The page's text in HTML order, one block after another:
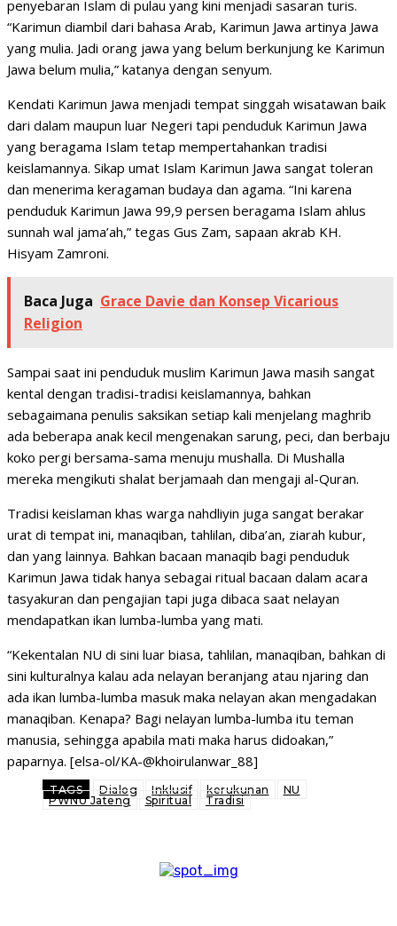
penyebaran Islam di pulau yang kini menjadi sasaran turis.
“Karimun diambil dari bahasa Arab, Karimun Jawa artinya Jawa
yang mulia. Jadi orang jawa yang belum berkunjung ke Karimun
Jawa belum mulia,” katanya dengan senyum.
Kendati Karimun Jawa menjadi tempat singgah wisatawan baik
dari dalam maupun luar Negeri tapi penduduk Karimun Jawa
yang beragama Islam tetap mempertahankan tradisi
keislamannya. Sikap umat Islam Karimun Jawa sangat toleran
dan menerima keragaman budaya dan agama. “Ini karena
penduduk Karimun Jawa 99,9 persen beragama Islam ahlus
sunnah wal jama’ah,” tegas Gus Zam, sapaan akrab KH.
Hisyam Zamroni.
Baca Juga Grace Davie dan Konsep Vicarious
Religion
Sampai saat ini penduduk muslim Karimun Jawa masih sangat
kental dengan tradisi-tradisi keislamannya, bahkan
sebagaimana penulis saksikan setiap kali menjelang maghrib
ada beberapa anak kecil mengenakan sarung, peci, dan berbaju
koko pergi bersama-sama menuju mushalla. Di Mushalla
mereka mengikuti shalat berjamaah dan mengaji al-Quran.
Tradisi keislaman khas warga nahdliyin juga sangat berakar
urat di tempat ini, manaqiban, tahlilan, diba’an, ziarah kubur,
dan yang lainnya. Bahkan bacaan manaqib bagi penduduk
Karimun Jawa tidak hanya sebagai ritual bacaan dalam acara
tasyakuran dan pengajian tapi juga dibaca saat nelayan
mendapatkan ikan lumba-lumba yang mati.
“Kekentalan NU di sini luar biasa, tahlilan, manaqiban, bahkan di
sini kulturalnya kalau ada nelayan beranjang atau njaring dan
ada ikan lumba-lumba masuk maka nelayan akan mengadakan
manaqiban. Kenapa? Bagi nelayan lumba-lumba itu teman
manusia, sehingga apabila mati maka harus didoakan,”
paparnya. [elsa-ol/KA-@khoirulanwar_88]
TAGS Dialog Inklusif kerukunan
NU
PWNU Jateng
Spiritual Tradisi